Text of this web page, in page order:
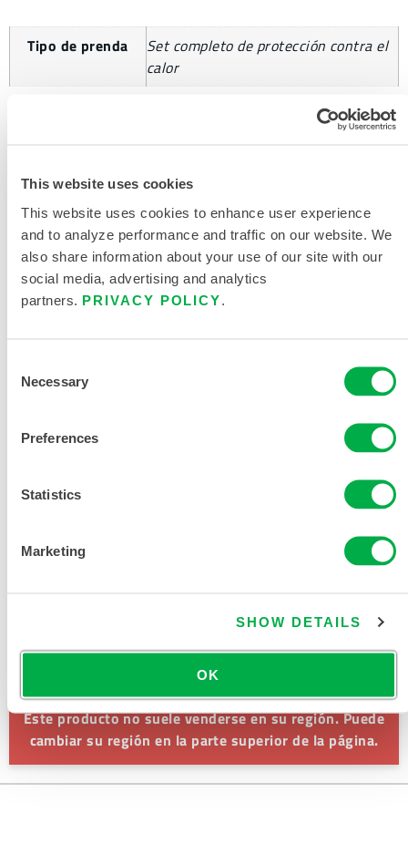
This website uses cookies
This website uses cookies to enhance user experience
and to analyze performance and traffic on our website. We
also share information about your use of our site with our
social media, advertising and analytics
partners. PRIVACY POLICY
Selection
Necessary
Preferences
Statistics
Marketing
SHOW DETAILS
OK
Tipo de prenda
Set completo de protección contra el
calor
SOLICITAR MÁS INFORMACIÓN
DOCUMENTOS RELACIONADOS
Y ACCESORIOS DE PROTECCIÓN
Disponible en estas regiones de venta: CHINA, ASIA.
Este producto no suele venderse en su región. Puede
cambiar su región en la parte superior de la página.